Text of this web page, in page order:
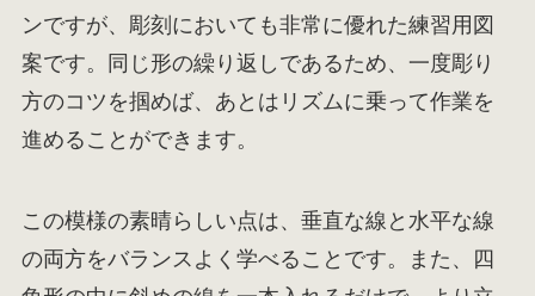
ンですが、彫刻においても非常に優れた練習用図
案です。同じ形の繰り返しであるため、一度彫り
方のコツを掴めば、あとはリズムに乗って作業を
進めることができます。
この模様の素晴らしい点は、垂直な線と水平な線
の両方をバランスよく学べることです。また、四